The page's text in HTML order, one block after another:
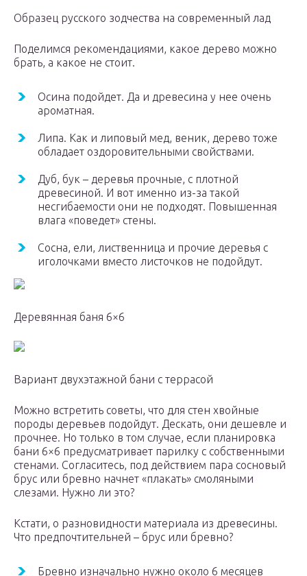
Образец русского зодчества на современный лад
Поделимся рекомендациями, какое дерево можно
брать, а какое не стоит.
Осина подойдет. Да и древесина у нее очень
ароматная.
Липа. Как и липовый мед, веник, дерево тоже
обладает оздоровительными свойствами.
Дуб, бук – деревья прочные, с плотной
древесиной. И вот именно из-за такой
несгибаемости они не подходят. Повышенная
влага «поведет» стены.
Сосна, ели, лиственница и прочие деревья с
иголочками вместо листочков не подойдут.
Деревянная баня 6×6
Вариант двухэтажной бани с террасой
Можно встретить советы, что для стен хвойные
породы деревьев подойдут. Дескать, они дешевле и
прочнее. Но только в том случае, если планировка
бани 6×6 предусматривает парилку с собственными
стенами. Согласитесь, под действием пара сосновый
брус или бревно начнет «плакать» смоляными
слезами. Нужно ли это?
Кстати, о разновидности материала из древесины.
Что предпочтительней – брус или бревно?
Бревно изначально нужно около 6 месяцев